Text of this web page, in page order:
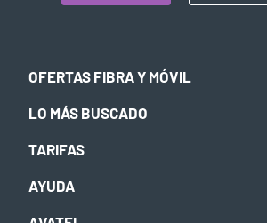
OFERTAS FIBRA Y MÓVIL
LO MÁS BUSCADO
TARIFAS
AYUDA